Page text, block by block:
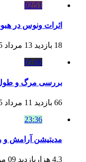
02:51
اثرات ونوس در
18 بازدید
13 مرداد 1405
05:06
بررسی مرگ و طول
66 بازدید
11 مرداد 1405
23:36
مدیتیشن آرامش و
4.3 هزاربازدید 09 مرداد 1405